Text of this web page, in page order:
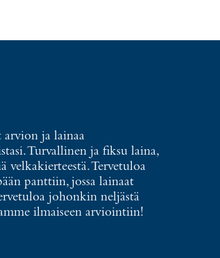
arvion ja lainaa
Turvallinen ja fiksu laina,
velkakierteestä. Tervetuloa
panttiin, jossa lainaat
johonkin neljästä
ilmaiseen arviointiin!